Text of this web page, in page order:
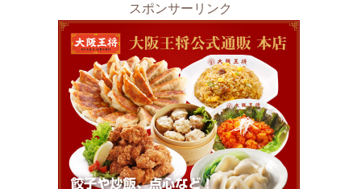
スポンサーリンク